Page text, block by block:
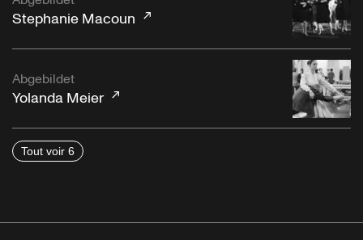
Stephanie Macoun
Abgebildet
Yolanda Meier
Tout voir 6